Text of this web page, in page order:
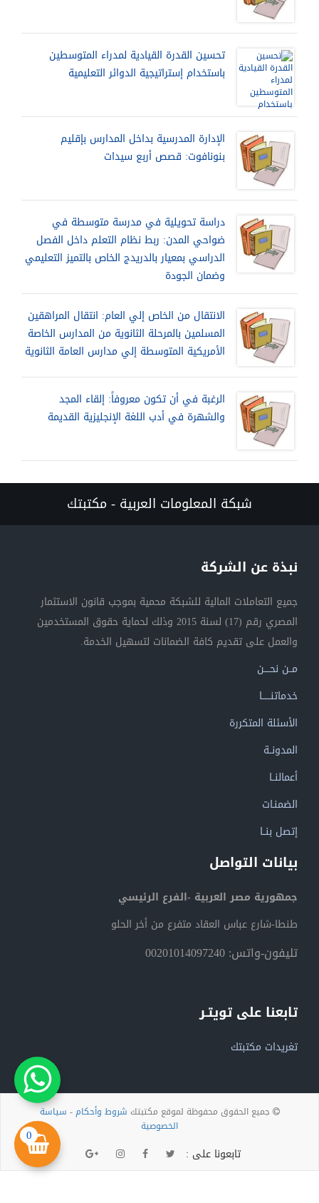
تحسين القدرة القيادية لمدراء المتوسطين
باستخدام إستراتيجية الدوائر التعليمية
الإدارة المدرسية بداخل المدارس بإقليم
بنونافوت: قصص أربع سيدات
دراسة تحويلية في مدرسة متوسطة في
ضواحي المدن: ربط نظام التعلم داخل الفصل
الدراسي بمعيار بالدريدج الخاص بالتميز التعليمي
وضمان الجودة
الانتقال من الخاص إلي العام: انتقال المراهقين
المسلمين بالمرحلة الثانوية من المدارس الخاصة
الأمريكية المتوسطة إلي مدارس العامة الثانوية
الرغبة في أن تكون معروفاً: إلقاء المجد
والشهرة في أدب اللغة الإنجليزية القديمة
0
شبكة المعلومات العربية - مكتبتك
نبذة عن الشركة
جميع التعاملات المالية للشبكة محمية بموجب قانون الاستثمار
المصري رقم (17) لسنة 2015 وذلك لحماية حقوق المستخدمين
والعمل على تقديم كافة الضمانات لتسهيل الخدمة.
مــن نحــــن
خدماتنــــــا
الأسئلة المتكررة
المدونــة
أعمالنــا
الضمنـات
إتصل بنــا
بيانات التواصل
جمهورية مصر العربية -الفرع الرئيسي
طنطا-شارع عباس العقاد متفرع من أخر الحلو
تليفون-واتس: 00201014097240
تابعنا على تويتـر
تغريدات مكتبتك
جميع الحقوق محفوظة لموقع مكتبتك شروط وأحكام- سياسة
الخصوصية
تابعونا على :